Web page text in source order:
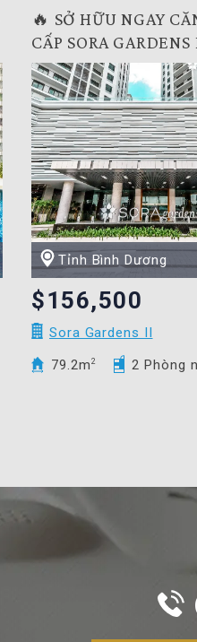
🔥 SỞ HỮU NGAY
CẤP SORA
79.2M², 2PN + 1,
ĐẸP, GIÁ TỐT 🔥
Tỉnh Bình Dương
$156,500
Sora Gardens II
79.2m 2 2 Phòng